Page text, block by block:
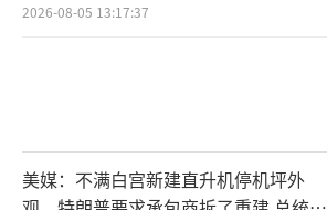
2026-08-05 13:17:37
美媒：不满白宫新建直升机停机坪外